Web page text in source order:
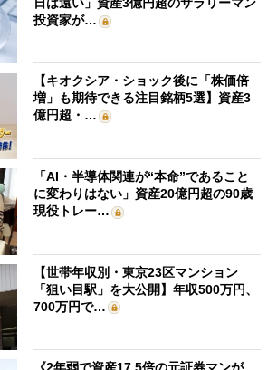
投資家が…
【キオクシア・ショック後に「株価倍
増」も期待できる注目銘柄5選】資産3
億円超・…
「AI・半導体関連が“本命”であること
に変わりはない」資産20億円超の90歳
現役トレー…
【世帯年収別・東京23区マンション
「狙い目駅」を大公開】年収500万円、
700万円で…